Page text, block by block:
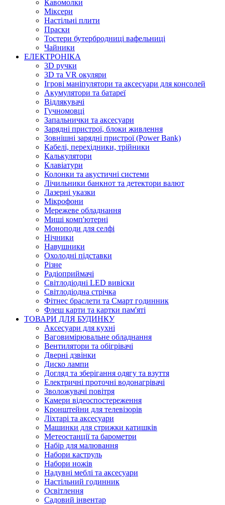
Кавомолки
Міксери
Настільні плити
Праски
Тостери бутербродниці вафельниці
Чайники
ЕЛЕКТРОНІКА
3D ручки
3D та VR окуляри
Ігрові маніпулятори та аксесуари для консолей
Акумулятори та батареї
Відлякувачі
Гучномовці
Запальнички та аксесуари
Зарядні пристрої, блоки живлення
Зовнішні зарядні пристрої (Power Bank)
Кабелі, перехідники, трійники
Калькулятори
Клавіатури
Колонки та акустичні системи
Лічильники банкнот та детектори валют
Лазерні указки
Мікрофони
Мережеве обладнання
Миші комп'ютерні
Моноподи для селфі
Нічники
Навушники
Охолодні підставки
Різне
Радіоприймачі
Світлодіодні LED вивіски
Світлодіодна стрічка
Фітнес браслети та Смарт годинник
Флеш карти та картки пам'яті
ТОВАРИ ДЛЯ БУДИНКУ
Аксесуари для кухні
Ваговимірювальне обладнання
Вентилятори та обігрівачі
Дверні дзвінки
Диско лампи
Догляд та зберігання одягу та взуття
Електричні проточні водонагрівачі
Зволожувачі повітря
Камери відеоспостереження
Кронштейни для телевізорів
Ліхтарі та аксесуари
Машинки для стрижки катишків
Метеостанції та барометри
Набір для малювання
Набори каструль
Набори ножів
Надувні меблі та аксесуари
Настільний годинник
Освітлення
Садовий інвентар